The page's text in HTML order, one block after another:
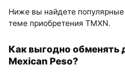
Ниже вы найдете
теме приобретения TMXN.
Как выгодно обменять
Mexican Peso?